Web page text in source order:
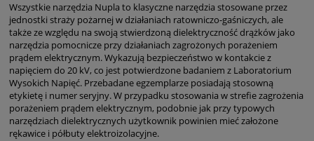
Wszystkie narzędzia Nupla to klasyczne narzędzia stosowane przez
jednostki straży pożarnej w działaniach ratowniczo-gaśniczych, ale
także ze względu na swoją stwierdzoną dielektryczność drążków jako
narzędzia pomocnicze przy działaniach zagrożonych porażeniem
prądem elektrycznym. Wykazują bezpieczeństwo w kontakcie z
napięciem do 20 kV, co jest potwierdzone badaniem z Laboratorium
Wysokich Napięć. Przebadane egzemplarze posiadają stosowną
etykietę i numer seryjny. W przypadku stosowania w strefie zagrożenia
porażeniem prądem elektrycznym, podobnie jak przy typowych
narzędziach dielektrycznych użytkownik powinien mieć założone
rękawice i półbuty elektroizolacyjne.